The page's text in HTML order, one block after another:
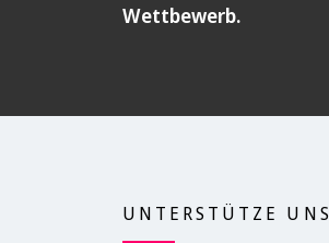
Wettbewerb.
UNTERSTÜTZE UNS